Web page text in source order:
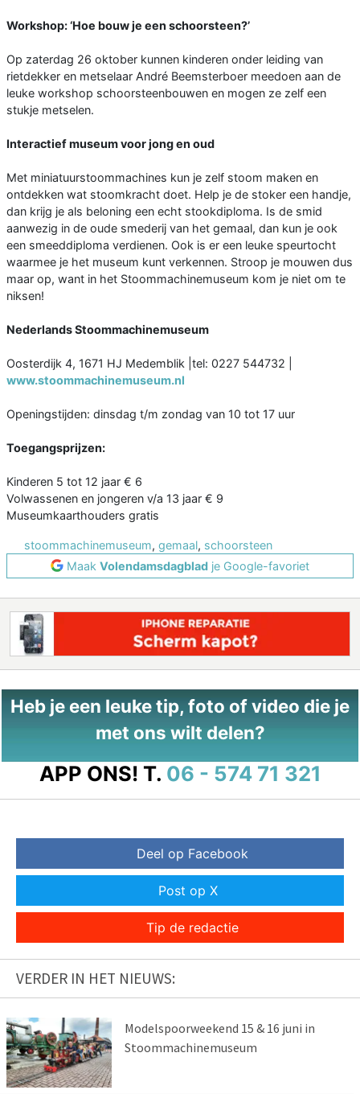
Workshop: ‘Hoe bouw je een schoorsteen?’
Op zaterdag 26 oktober kunnen kinderen onder leiding van
rietdekker en metselaar André Beemsterboer meedoen aan de
leuke workshop schoorsteenbouwen en mogen ze zelf een
stukje metselen.
Interactief museum voor jong en oud
Met miniatuurstoommachines kun je zelf stoom maken en
ontdekken wat stoomkracht doet. Help je de stoker een handje,
dan krijg je als beloning een echt stookdiploma. Is de smid
aanwezig in de oude smederij van het gemaal, dan kun je ook
een smeeddiploma verdienen. Ook is er een leuke speurtocht
waarmee je het museum kunt verkennen. Stroop je mouwen dus
maar op, want in het Stoommachinemuseum kom je niet om te
niksen!
Nederlands Stoommachinemuseum
Oosterdijk 4, 1671 HJ Medemblik |tel: 0227 544732 |
www.stoommachinemuseum.nl
Openingstijden: dinsdag t/m zondag van 10 tot 17 uur
Toegangsprijzen:
Kinderen 5 tot 12 jaar € 6
Volwassenen en jongeren v/a 13 jaar € 9
Museumkaarthouders gratis
stoommachinemuseum, gemaal, schoorsteen
Maak Volendamsdagblad je Google-favoriet
Heb je een leuke tip, foto of video die je
met ons wilt delen?
APP ONS! T. 06 - 574 71 321
Deel op Facebook
Post op X
Tip de redactie
VERDER IN HET NIEUWS:
Modelspoorweekend 15 & 16 juni in
Stoommachinemuseum